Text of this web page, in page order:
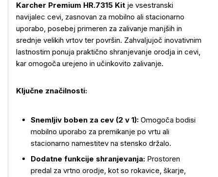
Karcher Premium HR.7315 Kit je vsestranski
navijalec cevi, zasnovan za mobilno ali stacionarno
uporabo, posebej primeren za zalivanje manjših in
srednje velikih vrtov ter površin. Zahvaljujoč inovativnim
lastnostim ponuja praktično shranjevanje orodja in cevi,
kar omogoča urejeno in učinkovito zalivanje.
Ključne značilnosti:
Snemljiv boben za cev (2 v 1): Omogoča bodisi
mobilno uporabo za premikanje po vrtu ali
stacionarno namestitev na stensko držalo.
Dodatne funkcije shranjevanja: Prostoren
predal za vrtno orodje, kot so rokavice, škarje,